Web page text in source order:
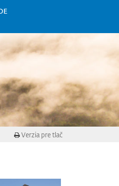
Verzia pre tlač